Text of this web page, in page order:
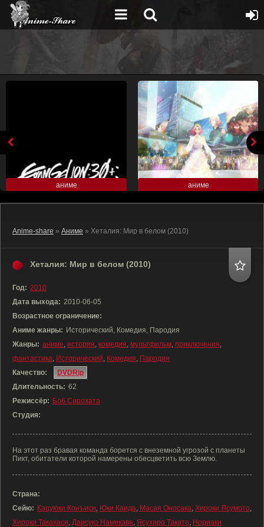
аниме аниме
Anime-share » Аниме » Хеталия: Мир в белом (2010)
Хеталия: Мир в белом (2010)
Год: 2010
Дата выхода: 2010-06-05
Возрастное ограничение:
Аниме жанры: Исторический, Комедия, Пародия
Жанры: аниме, история, комедия, мультфильм, приключения,
фантастика, Исторический, Комедия, Пародия
Качество:
DVDRip
Длительность: 62
Режиссёр: Боб Сирохата
Студия:
На этот раз бравая команда борется с внеземной угрозой с планеты
Пикт, обитатели которой намерены обесцветить всю Землю.
Страна:
Сейю: Кацуюки Конъиси, Юки Каида, Масая Оносака, Хироки Ясумото,
Хироки Такахаси, Даисукэ Намикава, Ясухиро Такато, Нориаки